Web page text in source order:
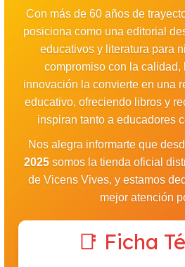
Con más de 60 años de
posiciona como una editorial
educativos y literatura para
compromiso con la calidad,
innovación la convierte en una
educativo, ofreciendo libros y
inspiran tanto a educadores
Nos alegra informarte que
2025 somos la tienda oficial
de Vicens Vives, y estamos
mejor atención
📑 Ficha